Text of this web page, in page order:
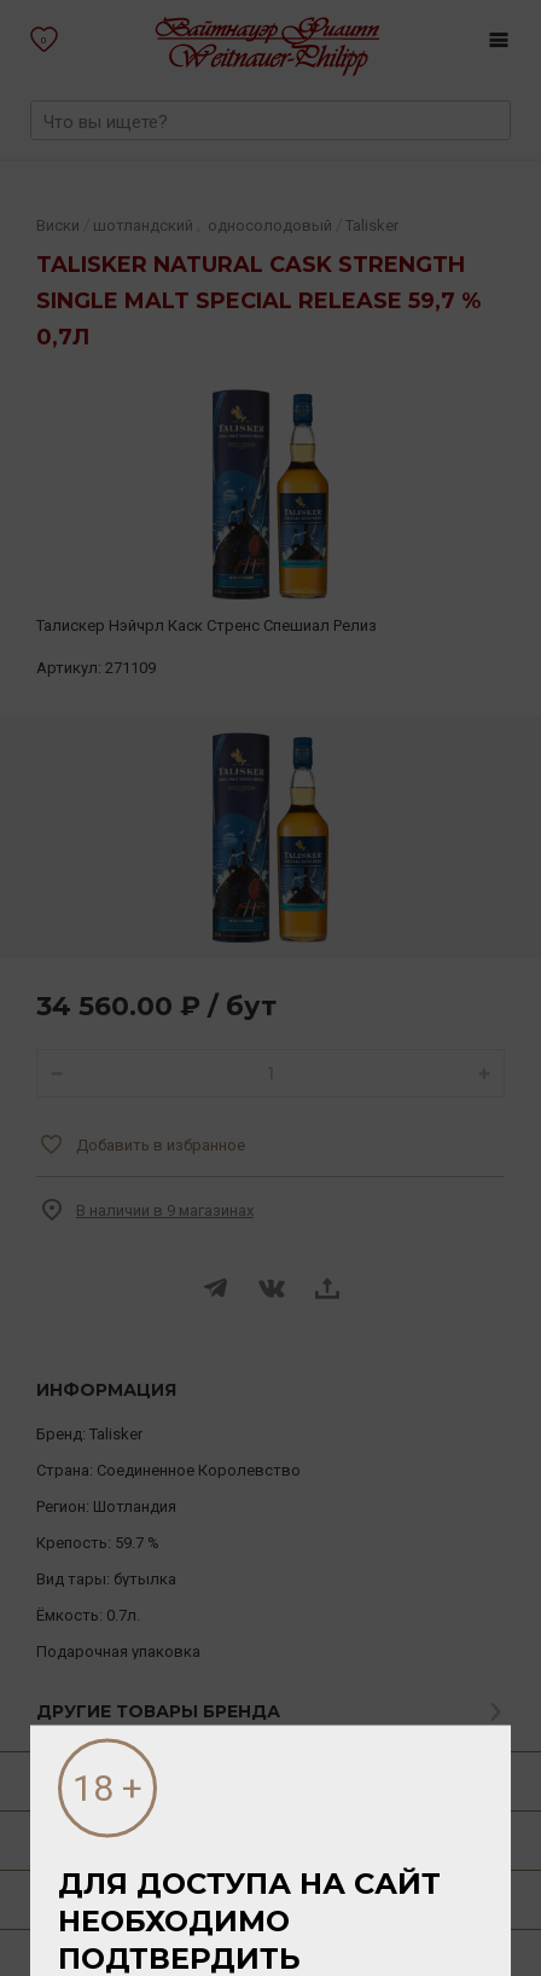
0
TALISKER NATURAL CASK STRENGTH
SINGLE MALT SPECIAL RELEASE 59,7 %
0,7Л
Виски шотландский односолодовый Talisker
Талискер Нэйчрл Каск Стренс Спешиал Релиз
Артикул: 271109
ИНФОРМАЦИЯ
Бренд: Talisker
Страна: Соединенное Королевство
Регион: Шотландия
Крепость: 59.7 %
Вид тары: бутылка
Ёмкость: 0.7л.
Подарочная упаковка
ДРУГИЕ ТОВАРЫ БРЕНДА
34 560.00 ₽ / бут
Добавить в избранное
В наличии в 9 магазинах
О ТОВАРЕ
ГАСТРОНОМИЯ
О РЕГИОНЕ
ТЕХНОЛОГИЯ
ДЛЯ ДОСТУПА НА САЙТ
НЕОБХОДИМО
ПОДТВЕРДИТЬ